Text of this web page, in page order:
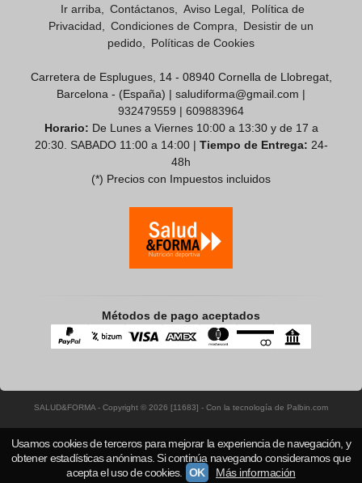
Ir arriba Contáctanos Aviso Legal
Política de
Privacidad
Condiciones de Compra
Desistir de un
pedido
Políticas de Cookies
Carretera de Esplugues, 14 - 08940 Cornella de Llobregat,
Barcelona - (España) | saludiforma@gmail.com |
932479559 | 609883964
Horario: De Lunes a Viernes 10:00 a 13:30 y de 17 a
20:30. SABADO 11:00 a 14:00 | Tiempo de Entrega: 24-
48h
(*) Precios con Impuestos incluidos
Métodos de pago aceptados
SALUD&FORMA - Copyright © 2026 [11683] - Con la tecnología de Palbin.com
Usamos cookies de terceros para mejorar la experiencia de navegación, y
obtener estadísticas anónimas. Si continúa navegando consideramos que
acepta el uso de cookies.
OK Más información